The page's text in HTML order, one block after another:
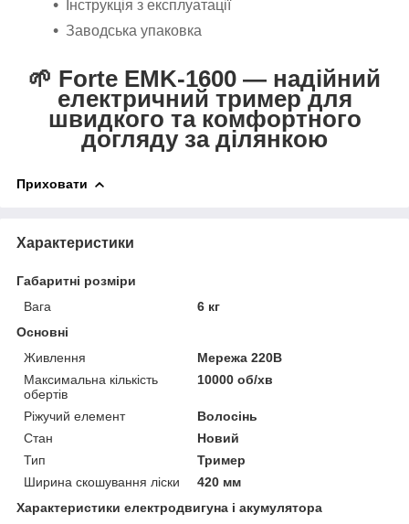
Інструкція з експлуатації
Заводська упаковка
🌱 Forte EMK-1600 — надійний
електричний тример для
швидкого та комфортного
догляду за ділянкою
Приховати
Характеристики
Габаритні розміри
Вага
6 кг
Основні
Живлення
Мережа 220В
Максимальна кількість
обертів
10000 об/хв
Ріжучий елемент
Волосінь
Стан
Новий
Тип
Тример
Ширина скошування ліски
420 мм
Характеристики електродвигуна і акумулятора